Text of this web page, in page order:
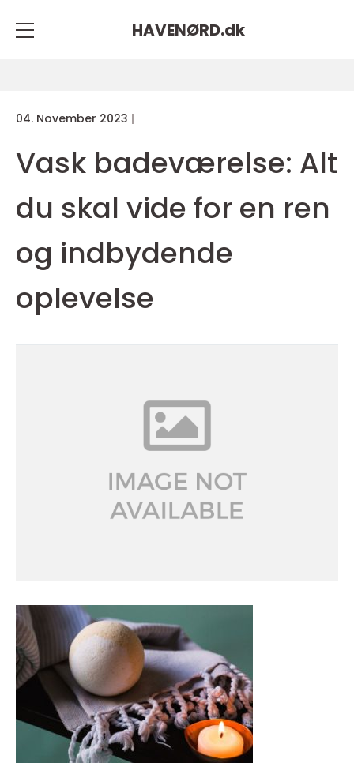
HAVENØRD.dk
04. November 2023
Vask badeværelse: Alt
du skal vide for en ren
og indbydende
oplevelse